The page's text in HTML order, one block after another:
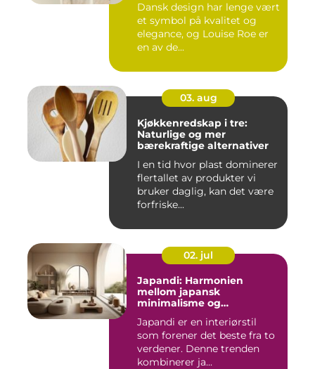
Dansk design har lenge vært
et symbol på kvalitet og
elegance, og Louise Roe er
en av de...
03. aug
Kjøkkenredskap i tre:
Naturlige og mer
bærekraftige alternativer
I en tid hvor plast dominerer
flertallet av produkter vi
bruker daglig, kan det være
forfriske...
02. jul
Japandi: Harmonien
mellom japansk
minimalisme og
Japandi er en interiørstil
som forener det beste fra to
verdener. Denne trenden
kombinerer ja...